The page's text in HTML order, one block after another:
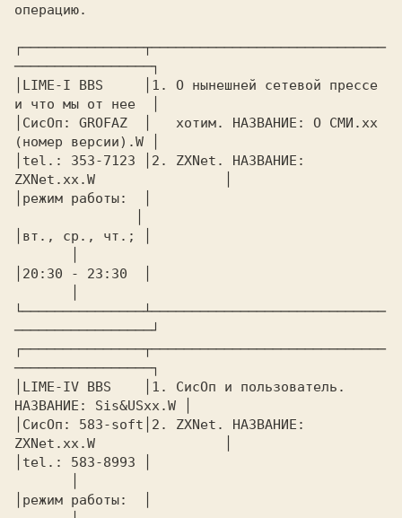
операцию.
┌───────────────┬─────────────────────────────
─────────────────┐
│LIME-I BBS     │1. O нынешней сетевой прессе
и что мы от нее  │
│СисОп: GROFAZ  │   хотим. НАЗВАНИЕ: O СМИ.xx
(номер версии).W │
│tel.: 353-7123 │2. ZXNet. НАЗВАНИЕ:
ZXNet.xx.W                │
│режим работы:  │
│вт., ср., чт.; │
│20:30 - 23:30  │
└───────────────┴─────────────────────────────
─────────────────┘
┌───────────────┬─────────────────────────────
─────────────────┐
│LIME-IV BBS    │1. СисОп и пользователь.
НАЗВАНИЕ: Sis&USxx.W │
│СисОп: 583-soft│2. ZXNet. НАЗВАНИЕ:
ZXNet.xx.W                │
│tel.: 583-8993 │
│режим работы:  │